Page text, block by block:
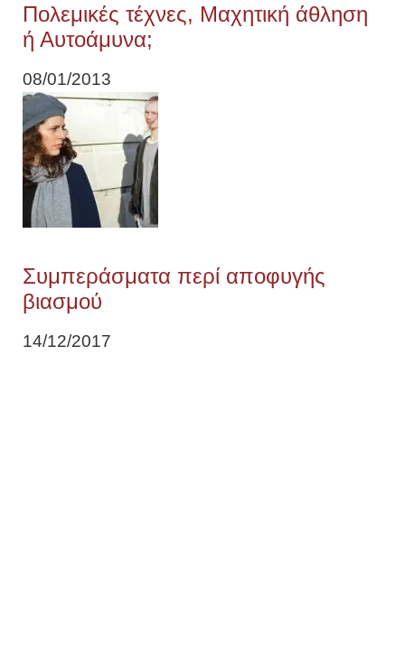
Πολεμικές τέχνες, Μαχητική άθληση
ή Αυτοάμυνα;
08/01/2013
Συμπεράσματα περί αποφυγής
βιασμού
14/12/2017